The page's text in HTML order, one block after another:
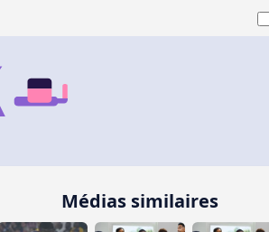
Médias similaires